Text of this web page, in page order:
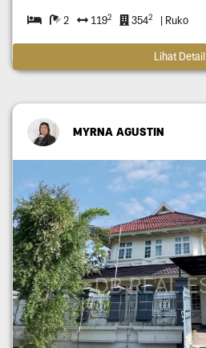
2 1192 3542 | Ruko
Lihat Detail
MYRNA AGUSTIN